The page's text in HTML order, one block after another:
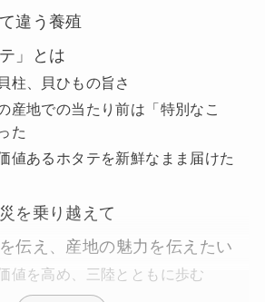
違う養殖
」とは
柱、貝ひもの旨さ
産地での当たり前は「特別なこ
た
値あるホタテを新鮮なまま届けた
を乗り越えて
伝え、産地の魅力を伝えたい
値を高め、三陸とともに歩む